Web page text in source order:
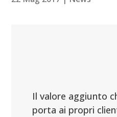
Il valore aggiunto
porta ai propri